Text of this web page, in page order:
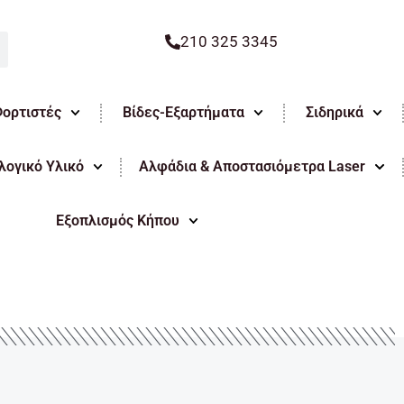
210 325 3345
Βίδες-Εξαρτήματα Σιδηρικά
Υλικό Αλφάδια & Αποστασιόμετρα Laser
Εξοπλισμός Κήπου